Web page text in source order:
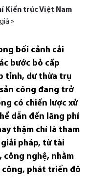
Kiến trúc Việt Nam
»
bối cảnh cải
bước bỏ cấp
tỉnh, dư thừa trụ
công đang trở
có chiến lược xử
dẫn đến lãng phí
thậm chí là tham
pháp, từ tài
công nghệ, nhằm
công, phát triển đô